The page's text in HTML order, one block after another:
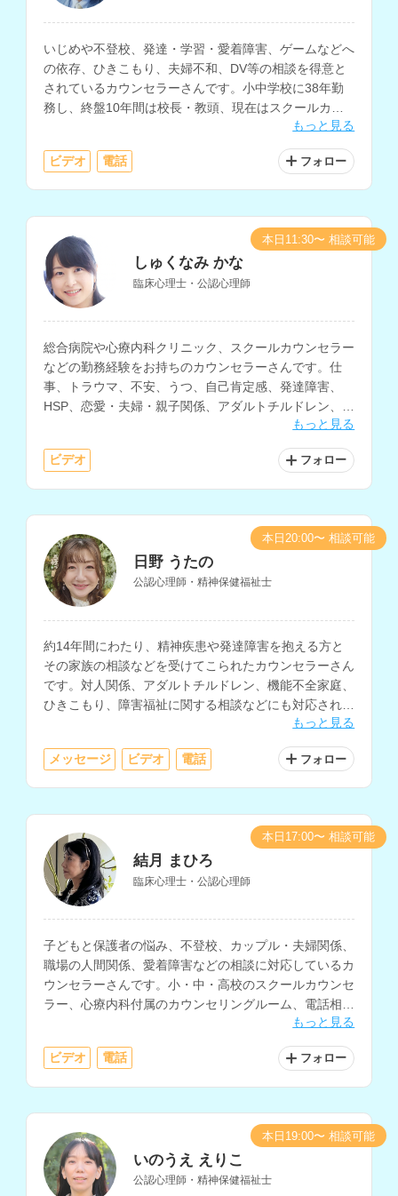
いじめや不登校、発達・学習・愛着障害、ゲームなどへ
の依存、ひきこもり、夫婦不和、DV等の相談を得意と
されているカウンセラーさんです。小中学校に38年勤
務し、終盤10年間は校長・教頭、現在はスクールカウ
ンセラーとして、生徒や保護者の相談に対応されていま
もっと見る
ビデオ 電話 フォロー
しゅくなみ かな
臨床心理士・公認心理師
総合病院や心療内科クリニック、スクールカウンセラー
などの勤務経験をお持ちのカウンセラーさんです。仕
事、トラウマ、不安、うつ、自己肯定感、発達障害、
HSP、恋愛・夫婦・親子関係、アダルトチルドレン、子
育て、不登校など、幅広い相談に対応されています。保
もっと見る
ビデオ フォロー
本日11:30〜 相談可能
日野 うたの
公認心理師・精神保健福祉士
約14年間にわたり、精神疾患や発達障害を抱える方と
その家族の相談などを受けてこられたカウンセラーさん
です。対人関係、アダルトチルドレン、機能不全家庭、
ひきこもり、障害福祉に関する相談などにも対応されて
おり、ソーシャルワーカーとしての勤務経験もお持ちで
もっと見る
メッセージ ビデオ 電話 フォロー
本日20:00〜 相談可能
結月 まひろ
臨床心理士・公認心理師
子どもと保護者の悩み、不登校、カップル・夫婦関係、
職場の人間関係、愛着障害などの相談に対応しているカ
ウンセラーさんです。小・中・高校のスクールカウンセ
ラー、心療内科付属のカウンセリングルーム、電話相
談、総合病院・大学病院の精神科、企業などでの相談経
もっと見る
ビデオ 電話 フォロー
本日17:00〜 相談可能
いのうえ えりこ
公認心理師・精神保健福祉士
本日19:00〜 相談可能